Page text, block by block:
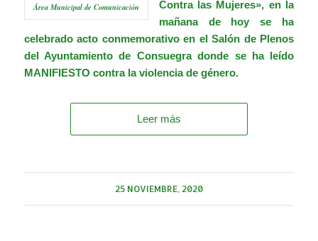
Área Municipal de Comunicación
Contra las Mujeres», en la
mañana de hoy se ha
celebrado acto conmemorativo en el Salón de Plenos
del Ayuntamiento de Consuegra donde se ha leído
MANIFIESTO contra la violencia de género.
Leer más
25 NOVIEMBRE, 2020